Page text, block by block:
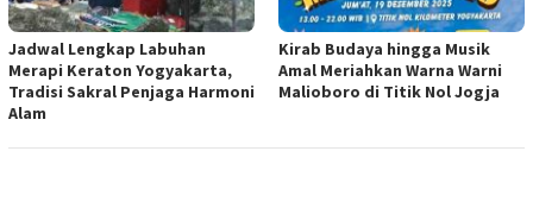
Jadwal Lengkap Labuhan
Merapi Keraton Yogyakarta,
Tradisi Sakral Penjaga Harmoni
Alam
Kirab Budaya hingga Musik
Amal Meriahkan Warna Warni
Malioboro di Titik Nol Jogja